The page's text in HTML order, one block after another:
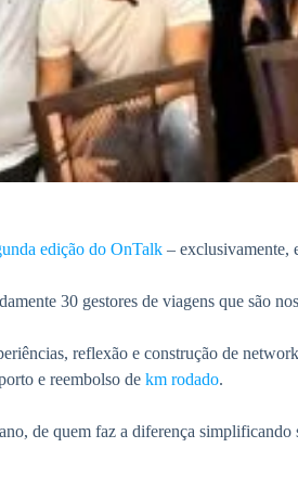
edição do OnTalk – exclusivamente,
30 gestores de viagens que são
reflexão e construção de
e reembolso de km rodado.
de quem faz a diferença